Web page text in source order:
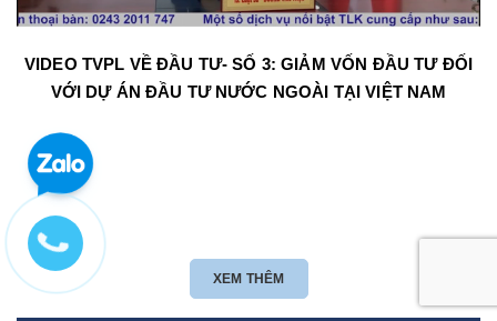
VIDEO TVPL VỀ ĐẦU TƯ- SỐ 3: GIẢM VỐN ĐẦU TƯ ĐỐI
VỚI DỰ ÁN ĐẦU TƯ NƯỚC NGOÀI TẠI VIỆT NAM
XEM THÊM